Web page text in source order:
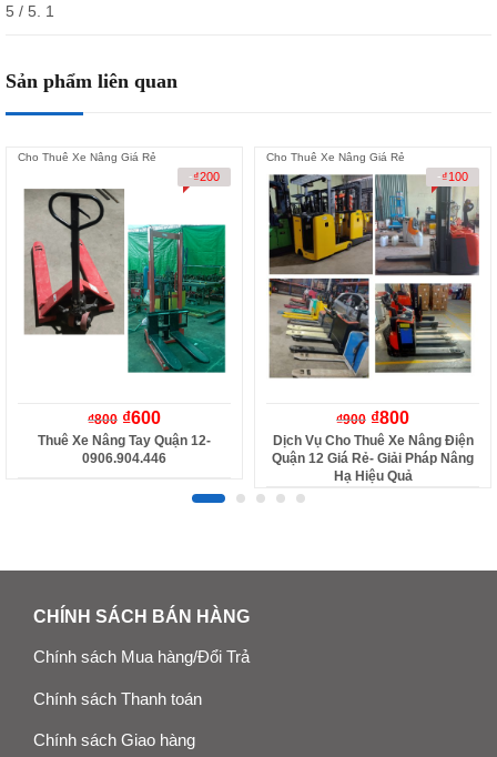
5 / 5. 1
Sản phẩm liên quan
Cho Thuê Xe Nâng Giá Rẻ
-₫200
₫800 ₫600
Thuê Xe Nâng Tay Quận 12-
0906.904.446
Cho Thuê Xe Nâng Giá Rẻ
-₫100
₫900 ₫800
Dịch Vụ Cho Thuê Xe Nâng Điện
Quận 12 Giá Rẻ- Giải Pháp Nâng
Hạ Hiệu Quả
CHÍNH SÁCH BÁN HÀNG
Chính sách Mua hàng/Đổi Trả
Chính sách Thanh toán
Chính sách Giao hàng